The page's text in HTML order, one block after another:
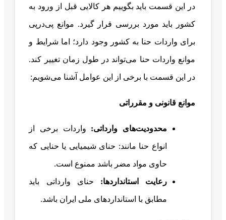
در این قسمت باید بگوییم هر کالایی قبل از ورود به
کشور باید مورد بررسی قرار گیرد. موانع پی‌درپی
برای واردات حنا به کشور وجود دارد؛ اما شرایط و
موانع واردات حنا می‌تواند در طول زمان تغییر کند.
در این قسمت با برخی از این عوامل آشنا می‌شویم:
موانع قانونی و مقرراتی
محدودیت‌های وارداتی: واردات برخی از
انواع حنا مانند: حنای شیمیایی یا حنایی که
حاوی مواد مضر باشد ممنوع است.
رعایت استانداردها: حنای وارداتی باید
مطابق با استانداردهای ملی ایران باشد.